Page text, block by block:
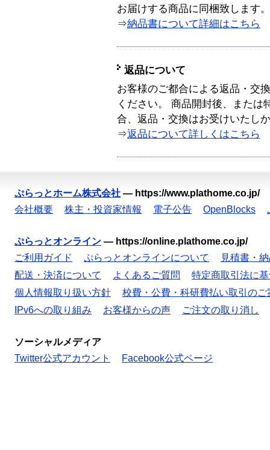
お届けする商品に同梱致します。
⇒納品書について詳細はこちら
返品について
お客様のご都合による返品・交
ください。 商品開封後、または
合、返品・交換はお受けいたし
⇒返品について詳しくはこちら
ぷらっとホーム株式会社 — https://www.plathome.co.jp/
会社概要
株主・投資家情報 電子公告 OpenBlocks
ぷらっとオンライン — https://online.plathome.co.jp/
ご利用ガイド
ぷらっとオンラインについて
見積書・
配送・決済について
よくあるご質問
特定商取引法に
個人情報取り扱い方針
校費・公費・科研費払い取引のご
IPv6への取り組み
お客様からの声 ご注文の取り消し
ソーシャルメディア
Twitter公式アカウント
Facebook公式ページ